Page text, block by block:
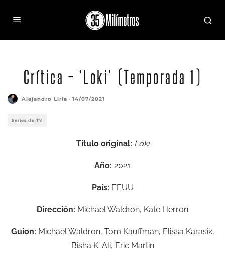
Crítica – ’Loki’ (Temporada 1)
Alejandro Liria · 14/07/2021
Series de TV
Título original: Loki
Año: 2021
País: EEUU
Dirección: Michael Waldron, Kate Herron
Guion: Michael Waldron, Tom Kauffman, Elissa Karasik,
Bisha K. Ali, Eric Martin